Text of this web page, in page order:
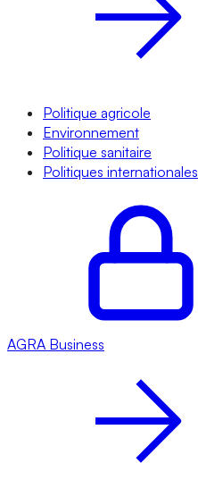
Politique agricole
Environnement
Politique sanitaire
Politiques internationales
AGRA Business